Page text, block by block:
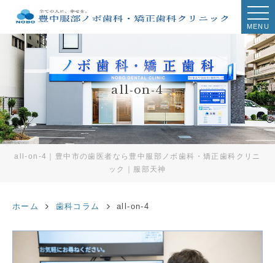
MENU
all-on-4
all-on-4｜豊中市の歯医者なら豊中服部ノボ歯科・矯正歯科クリニ
ック｜服部天神
ホーム 歯科コラム all-on-4